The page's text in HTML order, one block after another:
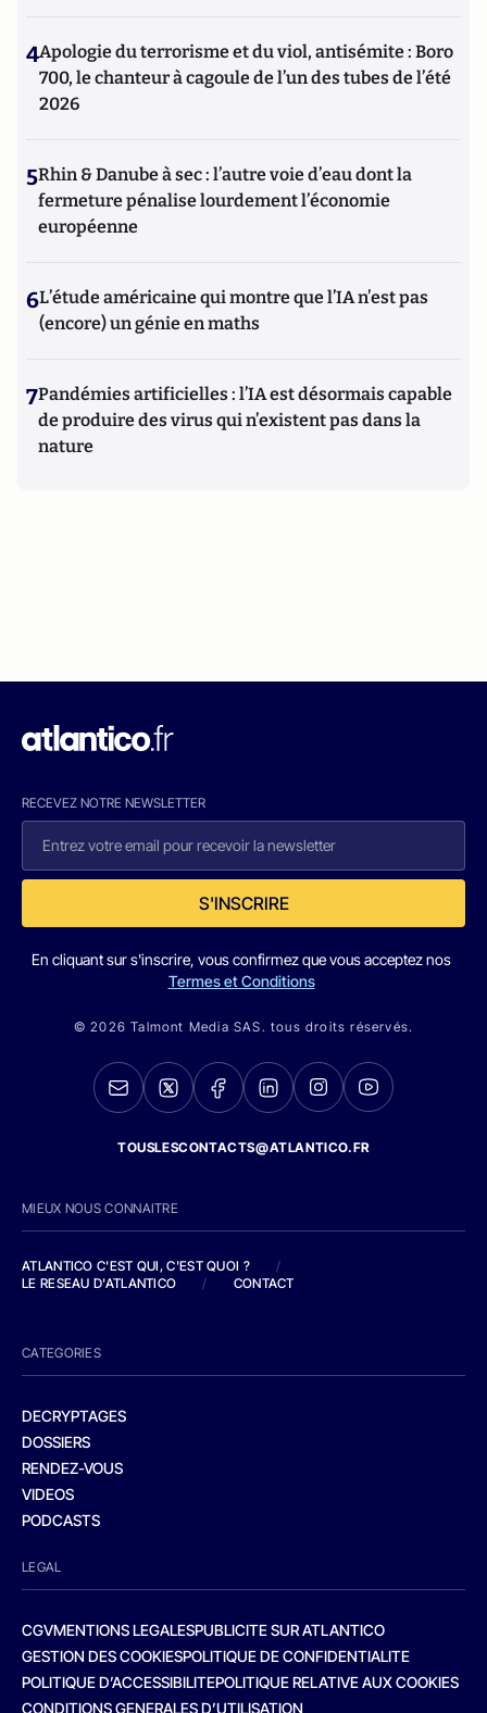
4Apologie du terrorisme et du viol, antisémite : Boro
700, le chanteur à cagoule de l’un des tubes de l’été
2026
5Rhin & Danube à sec : l’autre voie d’eau dont la
fermeture pénalise lourdement l’économie
européenne
6L’étude américaine qui montre que l’IA n’est pas
(encore) un génie en maths
7Pandémies artificielles : l’IA est désormais capable
de produire des virus qui n’existent pas dans la
nature
RECEVEZ NOTRE NEWSLETTER
S'INSCRIRE
En cliquant sur s'inscrire, vous confirmez que vous acceptez nos
Termes et Conditions
© 2026 Talmont Media SAS. tous droits réservés.
TOUSLESCONTACTS@ATLANTICO.FR
MIEUX NOUS CONNAITRE
ATLANTICO C'EST QUI, C'EST QUOI ?
/
LE RESEAU D'ATLANTICO
/ CONTACT
CATEGORIES
DECRYPTAGES
DOSSIERS
RENDEZ-VOUS
VIDEOS
PODCASTS
LEGAL
CGVMENTIONS LEGALESPUBLICITE SUR ATLANTICO
GESTION DES COOKIESPOLITIQUE DE CONFIDENTIALITE
POLITIQUE D’ACCESSIBILITEPOLITIQUE RELATIVE AUX COOKIES
CONDITIONS GENERALES D’UTILISATION